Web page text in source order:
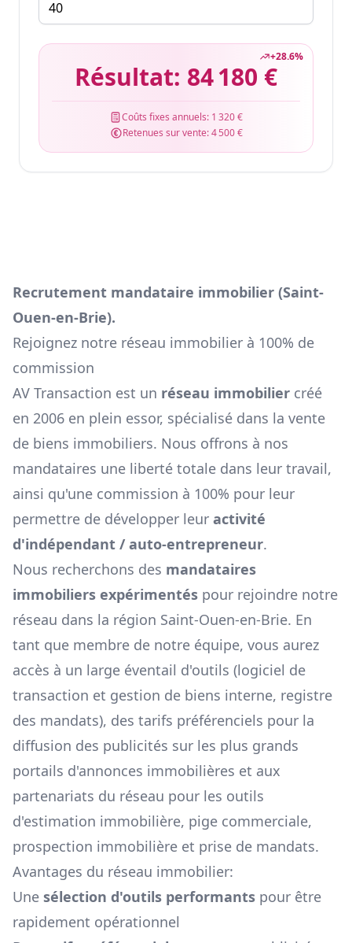
+28.6%
Résultat: 84 180 €
Coûts fixes annuels: 1 320 €
Retenues sur vente:4 500 €
Recrutement mandataire immobilier (Saint-
Ouen-en-Brie).
Rejoignez notre réseau immobilier à 100% de
commission
AV Transaction est un réseau immobilier créé
en 2006 en plein essor, spécialisé dans la vente
de biens immobiliers. Nous offrons à nos
mandataires une liberté totale dans leur travail,
ainsi qu'une commission à 100% pour leur
permettre de développer leur activité
d'indépendant / auto-entrepreneur.
Nous recherchons des mandataires
immobiliers expérimentés pour rejoindre notre
réseau dans la région Saint-Ouen-en-Brie. En
tant que membre de notre équipe, vous aurez
accès à un large éventail d'outils (logiciel de
transaction et gestion de biens interne, registre
des mandats), des tarifs préférenciels pour la
diffusion des publicités sur les plus grands
portails d'annonces immobilières et aux
partenariats du réseau pour les outils
d'estimation immobilière, pige commerciale,
prospection immobilière et prise de mandats.
Avantages du réseau immobilier:
Une sélection d'outils performants pour être
rapidement opérationnel